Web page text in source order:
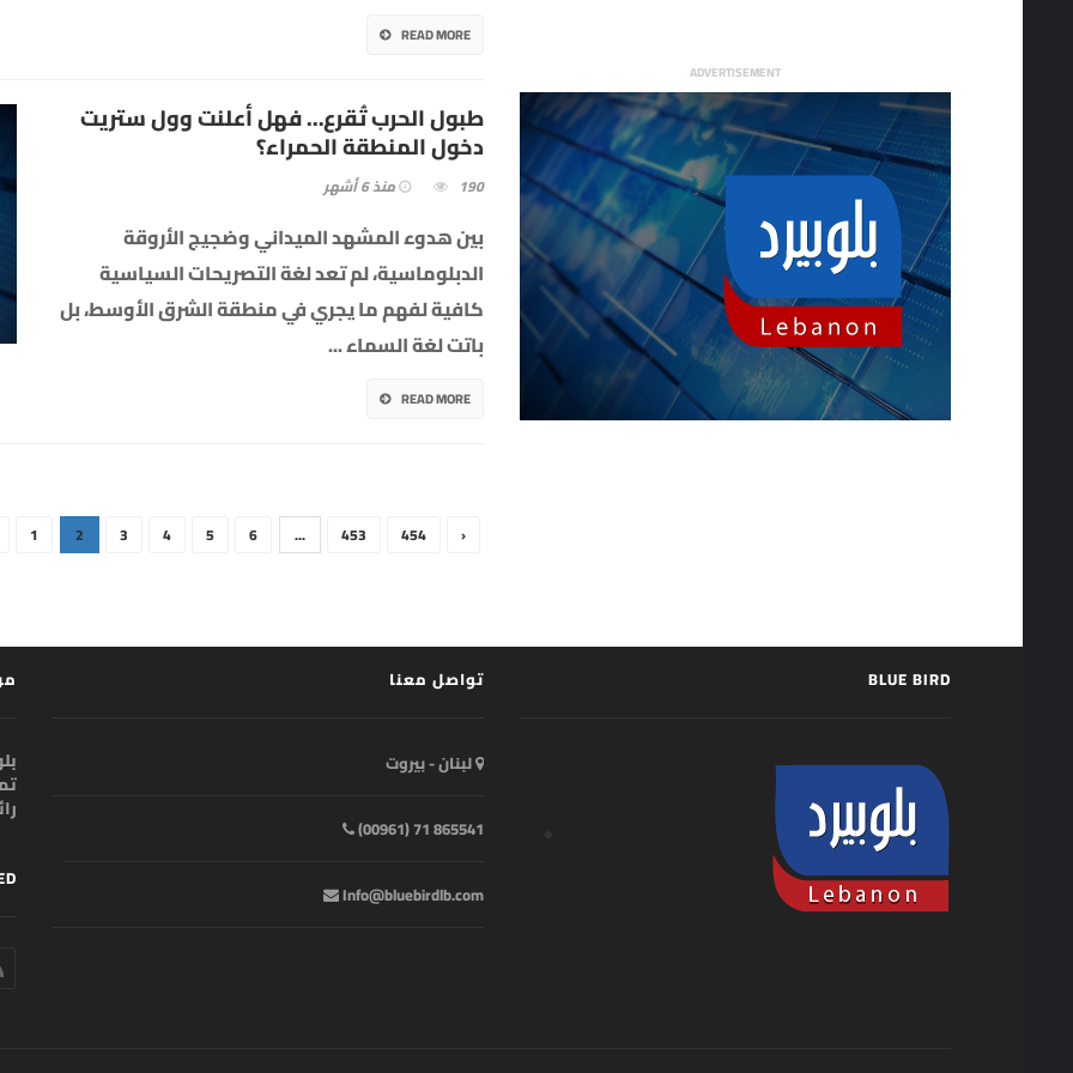
READ MORE
طبول الحرب تُقرع… فهل أعلنت وول ستريت
دخول المنطقة الحمراء؟
190
بين هدوء المشهد الميداني وضجيج الأروقة
الدبلوماسية، لم تعد لغة التصريحات السياسية
كافية لفهم ما يجري في منطقة الشرق الأوسط، بل
باتت لغة السماء...
READ MORE
1 2 3 4 5 6 ... 453 454 ›
ADVERTISEMENT
تواصل معنا
لبنان - بيروت
865541 71 (00961)
Info@bluebirdlb.com
BLUE BIRD